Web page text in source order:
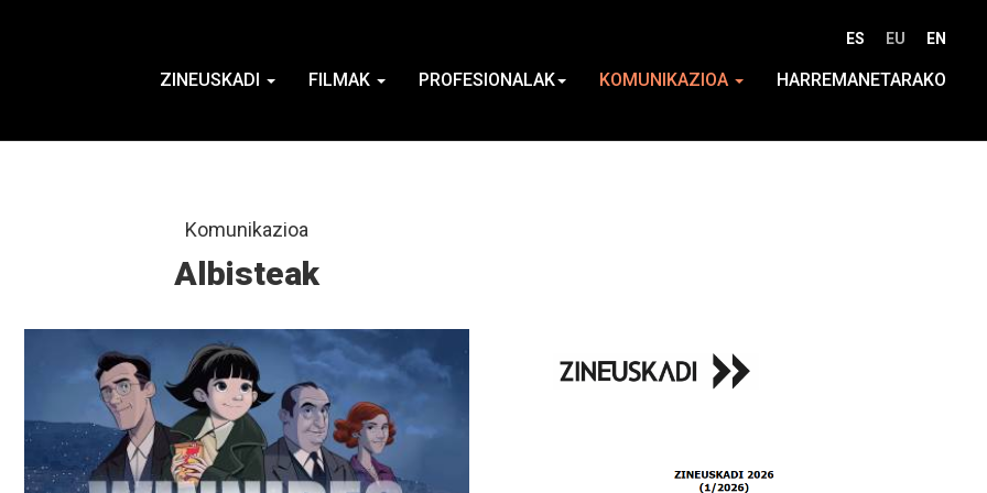
ES EU EN
ZINEUSKADI FILMAK PROFESIONALAK KOMUNIKAZIOA HARREMANETARAKO
Komunikazioa
Albisteak
gehiago
gehiago